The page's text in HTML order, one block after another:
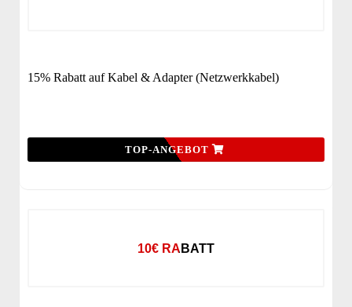
15% Rabatt auf Kabel & Adapter (Netzwerkkabel)
TOP-ANGEBOT
10€ RABATT